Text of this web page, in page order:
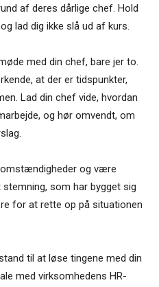
af deres dårlige chef. Hold
lad dig ikke slå ud af kurs.
med din chef, bare jer to.
at der er tidspunkter,
Lad din chef vide, hvordan
og hør omvendt, om
og være
som har bygget sig
for at rette op på situationen
til at løse tingene med din
med virksomhedens HR-